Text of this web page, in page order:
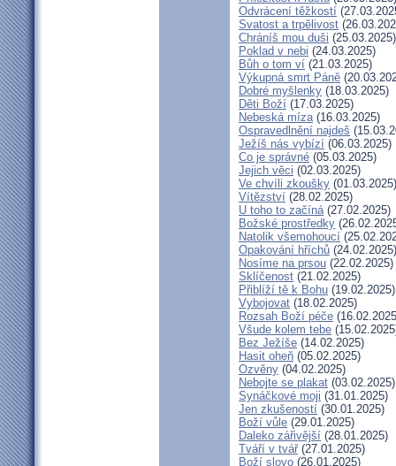
Odvrácení těžkostí
Svatost a trpělivost
Chráníš mou duši (25.03.2025)
Poklad v nebi (24.03.2025)
Bůh o tom ví (21.03.2025)
Výkupná smrt Páně
Dobré myšlenky (18.03.2025)
Děti Boží (17.03.2025)
Nebeská míza(16.03.2025)
Ospravedlnění najdeš
Ježíš nás vybízí (06.03.2025)
Co je správné (05.03.2025)
Jejich věci (02.03.2025)
Ve chvíli zkoušky (01.03.2025)
Vítězství (28.02.2025)
U toho to začíná(27.02.2025)
Božské prostředky
Natolik všemohoucí
Opakování hříchů (24.02.2025)
Nosíme na prsou (22.02.2025)
Sklíčenost (21.02.2025)
Přiblíží tě k Bohu (19.02.2025)
Vybojovat (18.02.2025)
Rozsah Boží péče
Všude kolem tebe
Bez Ježíše (14.02.2025)
Hasit oheň (05.02.2025)
Ozvěny (04.02.2025)
Nebojte se plakat (03.02.2025)
Synáčkové moji (31.01.2025)
Jen zkušeností (30.01.2025)
Boží vůle (29.01.2025)
Daleko zářivější (28.01.2025)
Tváří v tvář(27.01.2025)
Boží slovo (26.01.2025)